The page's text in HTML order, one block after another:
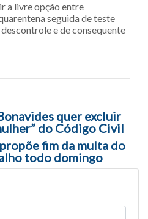
a livre opção entre
seguida de teste
e de consequente
posts
quer excluir
do Código Civil
fim da multa do
todo domingo